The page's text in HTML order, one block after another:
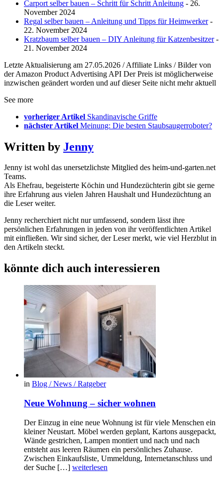
Carport selber bauen – Schritt für Schritt Anleitung - 26.
November 2024
Regal selber bauen – Anleitung und Tipps für Heimwerker-
22. November 2024
Kratzbaum selber bauen – DIY Anleitung für Katzenbesitzer-
21. November 2024
Letzte Aktualisierung am 27.05.2026 / Affiliate Links / Bilder von
der Amazon Product Advertising API Der Preis ist möglicherweise
inzwischen geändert worden und auf dieser Seite nicht mehr aktuell
See more
vorheriger Artikel Skandinavische Griffe
nächster Artikel Meinung: Die besten Staubsaugerroboter?
Written by Jenny
Jenny ist wohl das unersetzlichste Mitglied des heim-und-garten.net
Teams.
Als Ehefrau, begeisterte Köchin und Hundezüchterin gibt sie gerne
ihre Erfahrung aus vielen Jahren Haushalt und Hundezüchtung an
die Leser weiter.
Jenny recherchiert nicht nur umfassend, sondern lässt ihre
persönlichen Erfahrungen in jeden von ihr veröffentlichten Artikel
mit einfließen. Wir sind sicher, der Leser merkt, wie viel Herzblut in
den Artikeln steckt.
könnte dich auch interessieren
in Blog / News / Ratgeber
Neue Wohnung – sicher wohnen
Der Einzug in eine neue Wohnung ist für viele Menschen ein
kleiner Neustart. Möbel werden geplant, Kartons ausgepackt,
Wände gestrichen, Lampen montiert und nach und nach
entsteht aus leeren Räumen ein persönliches Zuhause.
Zwischen Einkaufsliste, Ummeldung, Internetanschluss und
der Suche […] weiterlesen